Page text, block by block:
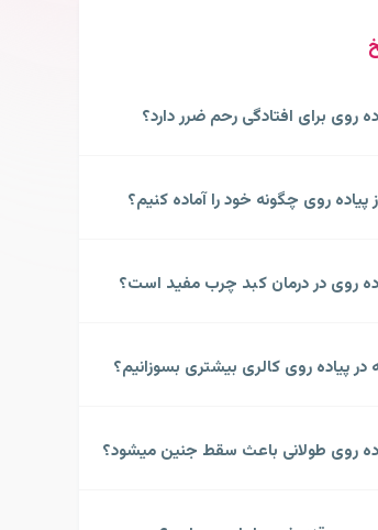
روی برای افتادگی رحم ضرر دارد؟
پیاده روی چگونه خود را آماده کنیم؟
روی در درمان کبد چرب مفید است؟
در پیاده روی کالری بیشتری بسوزانیم؟
روی طولانی باعث سقط جنین میشود؟